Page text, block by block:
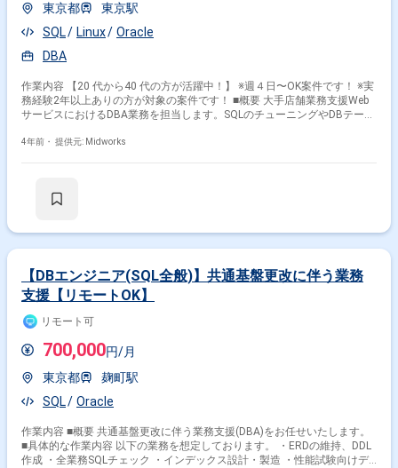
東京都
東京駅
SQL
Linux
Oracle
DBA
作業内容 【20 代から40 代の方が活躍中！】 ※週４日〜OK案件です！ ※実
務経験2年以上ありの方が対象の案件です！ ■概要 大手店舗業務支援Web
サービスにおけるDBA業務を担当します。SQLのチューニングやDBテーブ
■具体的な業務内容 ・SQLチューニングとインデックス最適化 ・DBテーブ
務を進めて頂く予定です。また、緊急時に出社が必要となる場合がござい
扱っておりません。
4年前・ 提供元: Midworks
【DBエンジニア(SQL全般)】共通基盤更改に伴う業務
支援【リモートOK】
リモート可
700,000円/月
東京都
麹町駅
SQL
Oracle
作業内容 ■概要 共通基盤更改に伴う業務支援(DBA)をお任せいたします。
■具体的な作業内容 以下の業務を想定しております。 ・ERDの維持、DDL
作成 ・全業務SQLチェック ・インデックス設計・製造 ・性能試験向けデ